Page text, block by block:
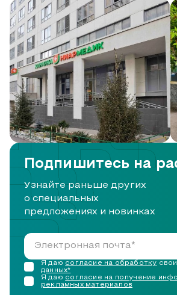
Подпишитесь на
Узнайте раньше других
о специальных
предложениях и новинках
Я даю согласие на обработку
данных*
Я даю согласие на получение
рекламных материалов